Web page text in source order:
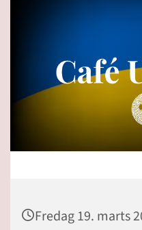
Fredag 19. marts